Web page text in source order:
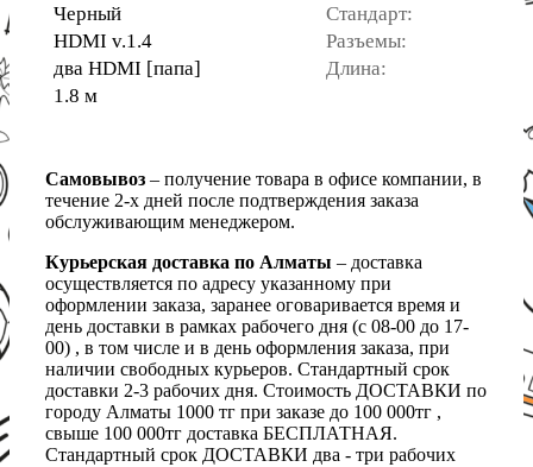
Черный
Стандарт:
HDMI v.1.4
Разъемы:
два HDMI [папа]
Длина:
1.8 м
Самовывоз – получение товара в офисе компании, в
течение 2-х дней после подтверждения заказа
обслуживающим менеджером.
Курьерская доставка по Алматы – доставка
осуществляется по адресу указанному при
оформлении заказа, заранее оговаривается время и
день доставки в рамках рабочего дня (с 08-00 до 17-
00) , в том числе и в день оформления заказа, при
наличии свободных курьеров. Стандартный срок
доставки 2-3 рабочих дня. Стоимость ДОСТАВКИ по
городу Алматы 1000 тг при заказе до 100 000тг ,
свыше 100 000тг доставка БЕСПЛАТНАЯ.
Стандартный срок ДОСТАВКИ два - три рабочих